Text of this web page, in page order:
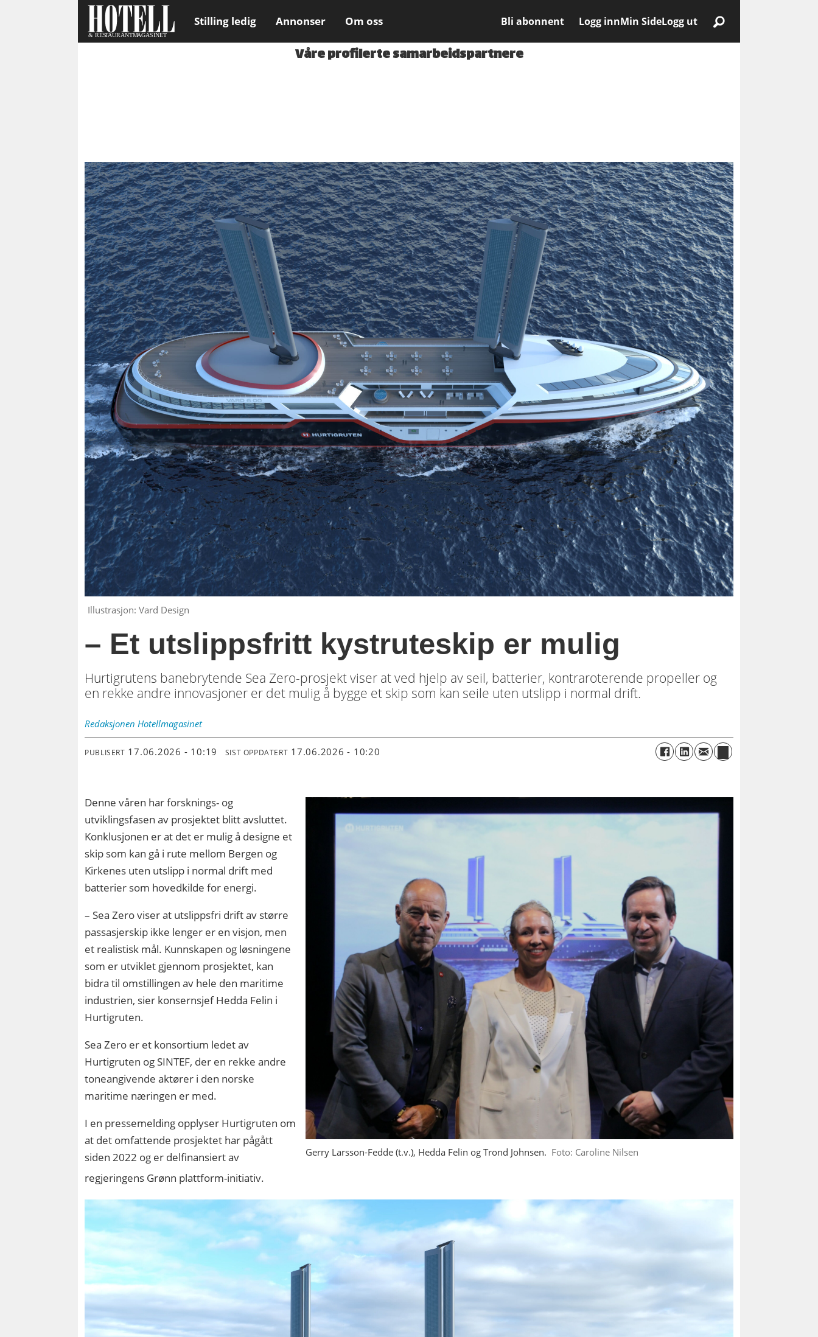
Stilling ledig Annonser Om oss Bli abonnent Logg innMin SideLogg ut
Våre profilerte samarbeidspartnere
Illustrasjon: Vard Design
– Et utslippsfritt kystruteskip er mulig
Hurtigrutens banebrytende Sea Zero-prosjekt viser at ved hjelp av seil, batterier, kontraroterende propeller og
en rekke andre innovasjoner er det mulig å bygge et skip som kan seile uten utslipp i normal drift.
Redaksjonen Hotellmagasinet
PUBLISERT 17.06.2026 - 10:19 SIST OPPDATERT 17.06.2026 - 10:20
Gerry Larsson-Fedde (t.v.), Hedda Felin og Trond Johnsen. Foto: Caroline Nilsen
Denne våren har forsknings- og
utviklingsfasen av prosjektet blitt avsluttet.
Konklusjonen er at det er mulig å designe et
skip som kan gå i rute mellom Bergen og
Kirkenes uten utslipp i normal drift med
batterier som hovedkilde for energi.
– Sea Zero viser at utslippsfri drift av større
passasjerskip ikke lenger er en visjon, men
et realistisk mål. Kunnskapen og løsningene
som er utviklet gjennom prosjektet, kan
bidra til omstillingen av hele den maritime
industrien, sier konsernsjef Hedda Felin i
Hurtigruten.
Sea Zero er et konsortium ledet av
Hurtigruten og SINTEF, der en rekke andre
toneangivende aktører i den norske
maritime næringen er med.
I en pressemelding opplyser Hurtigruten om
at det omfattende prosjektet har pågått
siden 2022 og er delfinansiert av
regjeringens Grønn plattform-initiativ.